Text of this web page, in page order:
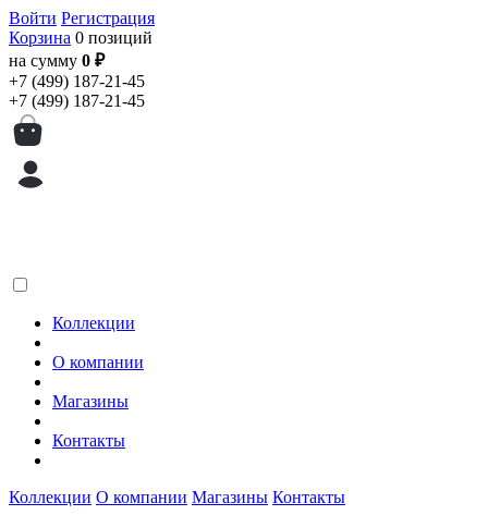
Войти Регистрация
Корзина 0 позиций
на сумму 0 ₽
+7 (499) 187-21-45
+7 (499) 187-21-45
Коллекции
О компании
Магазины
Контакты
Коллекции О компании Магазины Контакты